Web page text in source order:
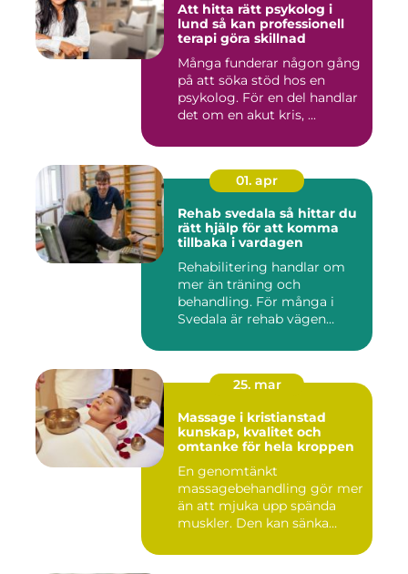
Att hitta rätt psykolog i
lund så kan professionell
terapi göra skillnad
Många funderar någon gång
på att söka stöd hos en
psykolog. För en del handlar
det om en akut kris, ...
01. apr
Rehab svedala så hittar du
rätt hjälp för att komma
tillbaka i vardagen
Rehabilitering handlar om
mer än träning och
behandling. För många i
Svedala är rehab vägen
25. mar
Massage i kristianstad
kunskap, kvalitet och
omtanke för hela kroppen
En genomtänkt
massagebehandling gör mer
än att mjuka upp spända
muskler. Den kan sänka